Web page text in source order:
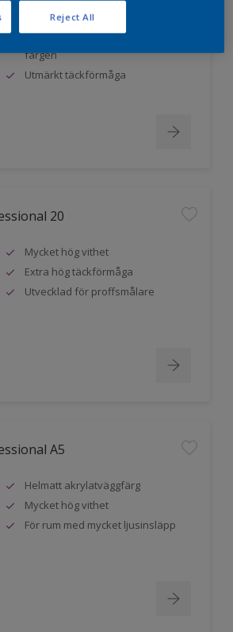
Jämnare och finare finish, även i
mörka kulörer
färgen
Utmärkt täckförmåga
20
Mycket hög vithet
Extra hög täckförmåga
Utvecklad för proffsmålare
A5
Helmatt akrylatväggfärg
Mycket hög vithet
För rum med mycket ljusinsläpp
Reject All